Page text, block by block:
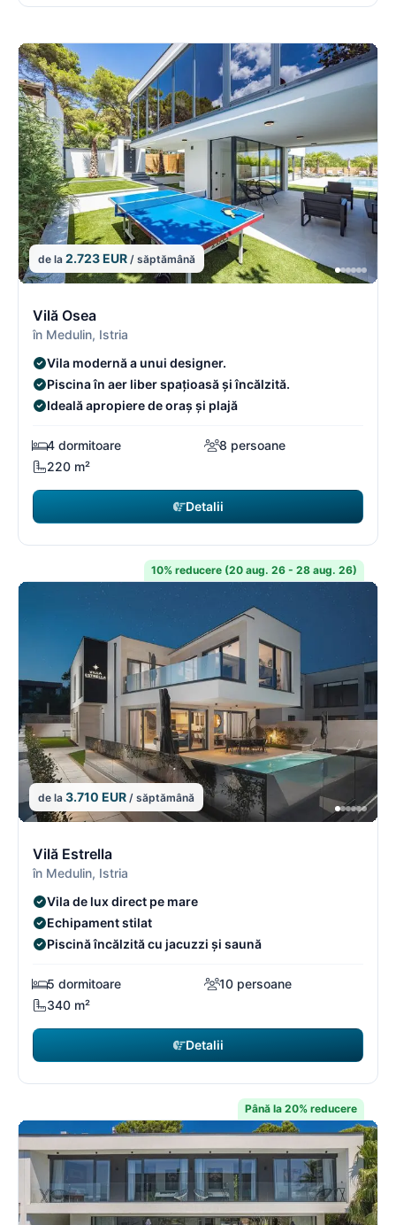
de la 2.723 EUR / săptămână
Vilă Osea
în Medulin, Istria
Vila modernă a unui designer.
Piscina în aer liber spațioasă și încălzită.
Ideală apropiere de oraș și plajă
4 dormitoare
8 persoane
220 m²
Detalii
10% reducere (20 aug. 26 - 28 aug. 26)
de la 3.710 EUR / săptămână
Vilă Estrella
în Medulin, Istria
Vila de lux direct pe mare
Echipament stilat
Piscină încălzită cu jacuzzi și saună
5 dormitoare
10 persoane
340 m²
Detalii
Până la 20% reducere